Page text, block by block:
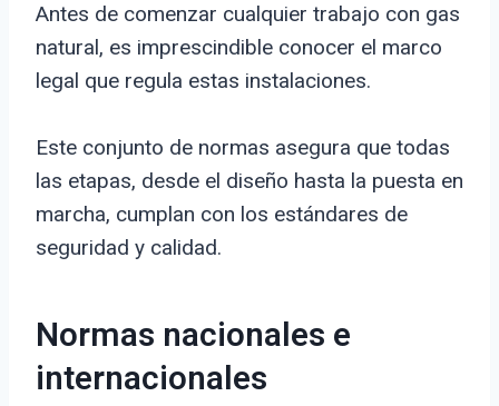
Antes de comenzar cualquier trabajo con gas
natural, es imprescindible conocer el marco
legal que regula estas instalaciones.
Este conjunto de normas asegura que todas
las etapas, desde el diseño hasta la puesta en
marcha, cumplan con los estándares de
seguridad y calidad.
Normas nacionales e
internacionales